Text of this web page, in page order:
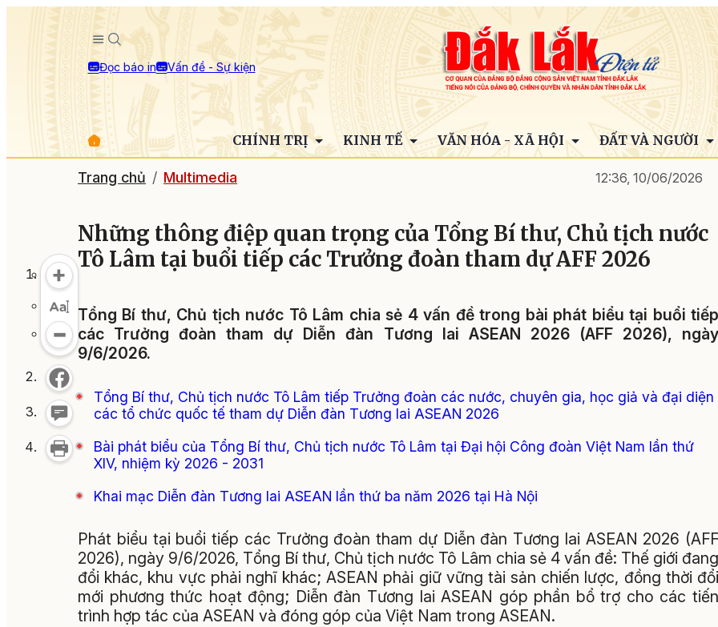
Đọc báo in Vấn đề - Sự kiện
CHÍNH TRỊ KINH TẾ VĂN HÓA - XÃ HỘI ĐẤT VÀ NGƯỜI
Trang chủ Multimedia 12:36, 10/06/2026
Những thông điệp quan trọng của Tổng Bí thư, Chủ tịch nước
Tô Lâm tại buổi tiếp các Trưởng đoàn tham dự AFF 2026
Tổng Bí thư, Chủ tịch nước Tô Lâm chia sẻ 4 vấn đề trong bài phát biểu tại buổi tiếp
các Trưởng đoàn tham dự Diễn đàn Tương lai ASEAN 2026 (AFF 2026), ngày
9/6/2026.
Tổng Bí thư, Chủ tịch nước Tô Lâm tiếp Trưởng đoàn các nước, chuyên gia, học giả và đại diện
các tổ chức quốc tế tham dự Diễn đàn Tương lai ASEAN 2026
Bài phát biểu của Tổng Bí thư, Chủ tịch nước Tô Lâm tại Đại hội Công đoàn Việt Nam lần thứ
XIV, nhiệm kỳ 2026 - 2031
Khai mạc Diễn đàn Tương lai ASEAN lần thứ ba năm 2026 tại Hà Nội
Phát biểu tại buổi tiếp các Trưởng đoàn tham dự Diễn đàn Tương lai ASEAN 2026 (AFF
2026), ngày 9/6/2026, Tổng Bí thư, Chủ tịch nước Tô Lâm chia sẻ 4 vấn đề: Thế giới đang
đổi khác, khu vực phải nghĩ khác; ASEAN phải giữ vững tài sản chiến lược, đồng thời đổi
mới phương thức hoạt động; Diễn đàn Tương lai ASEAN góp phần bổ trợ cho các tiến
trình hợp tác của ASEAN và đóng góp của Việt Nam trong ASEAN.